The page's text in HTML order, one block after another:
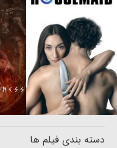
دسته بندی فیلم ها